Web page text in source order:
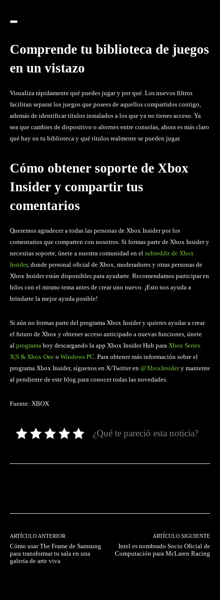
Comprende tu biblioteca de juegos
en un vistazo
Visualiza rápidamente qué puedes jugar y por qué. Los nuevos filtros
facilitan separar los juegos que posees de aquellos compartidos contigo,
además de identificar títulos instalados a los que ya no tienes acceso. Ya
sea que cambies de dispositivo o alternes entre consolas, ahora es más claro
qué hay en tu biblioteca y qué títulos realmente se pueden jugar.
Cómo obtener soporte de Xbox
Insider y compartir tus
comentarios
Queremos agradecer a todas las personas de Xbox Insider por los
comentarios que comparten con nosotros. Si formas parte de Xbox Insider y
necesitas soporte, únete a nuestra comunidad en el subreddit de Xbox
Insider, donde personal oficial de Xbox, moderadores y otras personas de
Xbox Insider están disponibles para ayudarte. Recomendamos participar en
hilos con el mismo tema antes de crear uno nuevo. ¡Esto nos ayuda a
brindarte la mejor ayuda posible!
Si aún no formas parte del programa Xbox Insider y quieres ayudar a crear
el futuro de Xbox y obtener acceso anticipado a nuevas funciones, únete
al programa hoy descargando la app Xbox Insider Hub para Xbox Series
X|S & Xbox One o Windows PC. Para obtener más información sobre el
programa Xbox Insider, síguenos en X/Twitter en @XboxInsidery mantente
al pendiente de este blog para conocer todas las novedades.
Fuente: XBOX
¿Qué te pareció esta noticia?
ARTÍCULO ANTERIOR
Cómo usar The Frame de Samsung
para transformar tu sala en una
galería de arte viva
ARTÍCULO SIGUIENTE
Intel es nombrado Socio Oficial de
Computación para McLaren Racing